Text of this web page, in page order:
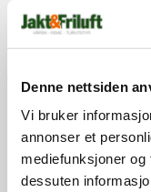
Denne nettsiden
Vi bruker
annonser et
mediefunksjoner
dessuten